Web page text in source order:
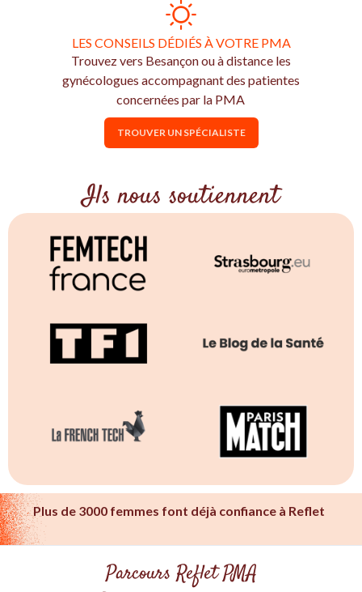
LES CONSEILS DÉDIÉS À VOTRE PMA
Trouvez vers Besançon ou à distance les
gynécologues accompagnant des patientes
concernées par la PMA
TROUVER UN SPÉCIALISTE
Ils nous soutiennent
Plus de 3000 femmes font déjà confiance à Reflet
Parcours Reflet PMA